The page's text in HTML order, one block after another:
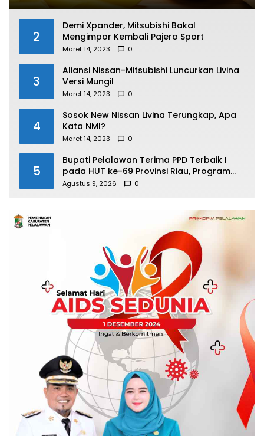
2
Demi Xpander, Mitsubishi Bakal
Mengimpor Kembali Pajero Sport
Maret 14, 2023 0
3
Aliansi Nissan-Mitsubishi Luncurkan Livina
Versi Mungil
Maret 14, 2023 0
4
Sosok New Nissan Livina Terungkap, Apa
Kata NMI?
Maret 14, 2023 0
5
Bupati Pelalawan Terima PPD Terbaik I
pada HUT ke-69 Provinsi Riau, Program
Santunan Anak Yatim Jadi Sorotan
Agustus 9, 2026 0